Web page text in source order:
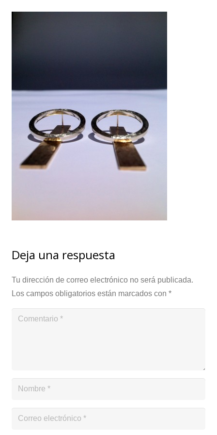
Deja una respuesta
Tu dirección de correo electrónico no será publicada.
Los campos obligatorios están marcados con *